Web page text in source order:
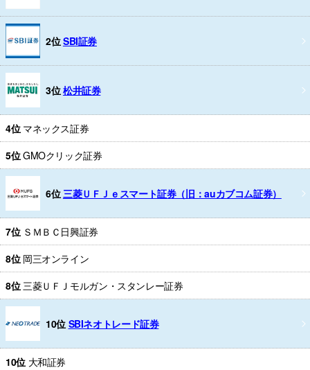
2位SBI証券
3位松井証券
4位 マネックス証券
5位GMOクリック証券
6位三菱ＵＦＪｅスマート証券（旧：auカブコム証券）
7位 ＳＭＢＣ日興証券
8位 岡三オンライン
8位三菱ＵＦＪモルガン・スタンレー証券
10位 SBIネオトレード証券
10位 大和証券